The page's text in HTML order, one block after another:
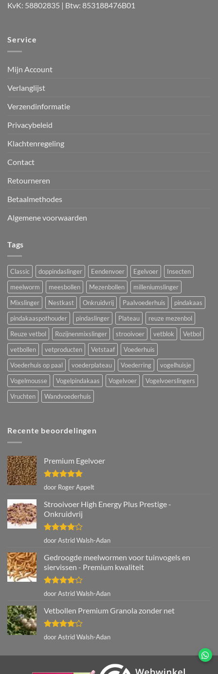
KvK: 58802835 | Btw: 853188476B01
Service
Mijn Account
Verlanglijst
Verzendinformatie
Privacybeleid
Klachtenregeling
Contact
Retourneren
Betaalmethodes
Algemene voorwaarden
Tags
Classic doppindaslinger Eendenvoer Egelvoer
Insecten
meelworm
meesbollen Mezenbollen
milleniumslinger
Mixslinger
Nestkast Onkruidvrij Paalvoederhuis
pindakaas
pindakaaspothouder
pindaslinger Plateau
reuze mezenbol
Reuze vetbol
Rozijnenmixslinger strooivoer vetblok
Vetbol
vetbollen
vetproducten Vetstaaf
Voederhuis
Voederhuis op paal
voederplateau Voederring
vogelhuisje
Vogelmousse
Vogelpindakaas Vogelvoer
Vogelvoerslingers
Vruchten
Wandvoederhuis
Recente beoordelingen
Premium Egelvoer
Gewaardeerd
uit 5
door Roger Appelt
Strooivoer High Energy Plus Prestige -
Onkruidvrij
Gewaardeerd
door Astrid Walsh-Adan
Gedroogde meelwormen voor tuinvogels en
siervissen - Premium kwaliteit
Gewaardeerd
door Astrid Walsh-Adan
Vetbollen Premium Granola zonder net
Gewaardeerd
door Astrid Walsh-Adan